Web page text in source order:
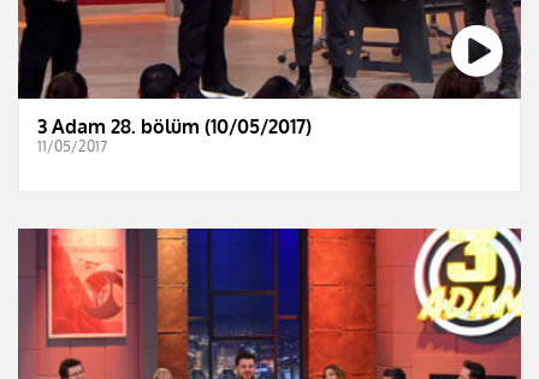
3 Adam 28. bölüm (10/05/2017)
11/05/2017